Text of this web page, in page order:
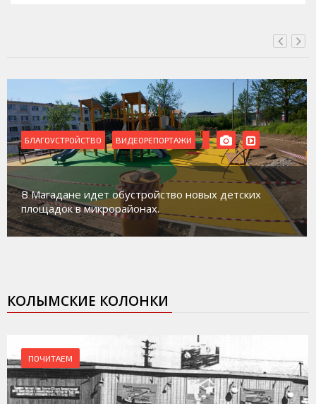
БЛАГОУСТРОЙСТВО ВИДЕОРЕПОРТАЖИ
В Магадане идет обустройство новых детских
площадок в микрорайонах.
КОЛЫМСКИЕ КОЛОНКИ
ПОЧИТАЕМ